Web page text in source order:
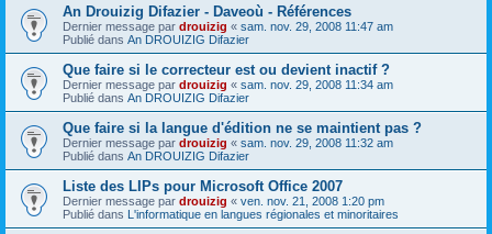
An Drouizig Difazier - Daveoù - Références
Dernier message par drouizig « sam. nov. 29, 2008 11:47 am
Publié dans An DROUIZIG Difazier
Que faire si le correcteur est ou devient inactif ?
Dernier message par drouizig « sam. nov. 29, 2008 11:34 am
Publié dans An DROUIZIG Difazier
Que faire si la langue d'édition ne se maintient pas ?
Dernier message par drouizig « sam. nov. 29, 2008 11:32 am
Publié dans An DROUIZIG Difazier
Liste des LIPs pour Microsoft Office 2007
Dernier message par drouizig « ven. nov. 21, 2008 1:20 pm
Publié dans L'informatique en langues régionales et minoritaires